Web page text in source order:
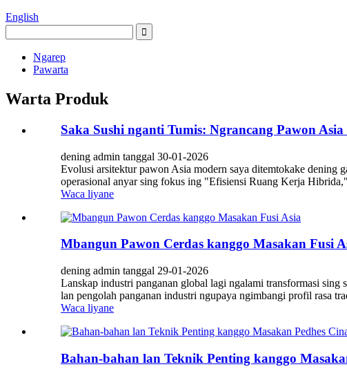
English
Ngarep
Pawarta
Warta Produk
Saka Sushi nganti Tumis: Ngrancang Pawon
dening admin tanggal 30-01-2026
Evolusi arsitektur pawon Asia modern saya ditemtokake dening
operasional anyar sing fokus ing "Efisiensi Ruang Kerja
Waca liyane
Mbangun Pawon Cerdas kanggo Masakan Fusi
dening admin tanggal 29-01-2026
Lanskap industri panganan global lagi ngalami transformasi
lan pengolah panganan industri ngupaya ngimbangi profil rasa
Waca liyane
Bahan-bahan lan Teknik Penting kanggo